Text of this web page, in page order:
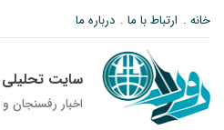
خانه ارتباط با ما درباره ما
سایت
اخبار رفسنجان